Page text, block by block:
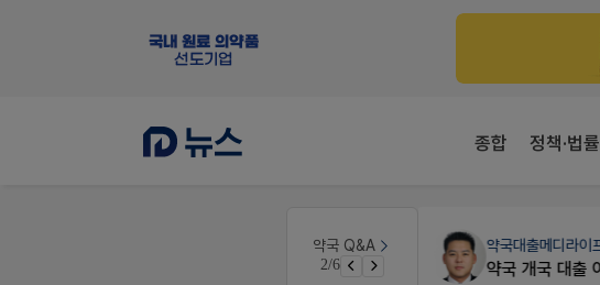
종합 정책·법률
약국 Q&A
3/6 약국 개국 대출 어떻게 받아야할지 어렵습니다
세무·노무팜텍스